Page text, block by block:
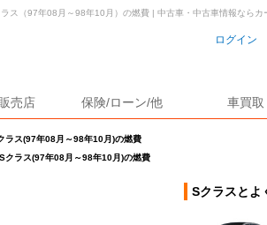
ログイン
売店 保険/ローン/他 車買取
ラス(97年08月～98年10月)の燃費
Sクラス(97年08月～98年10月)の燃費
ス（97年08月～98年10月）の燃費 | 中古車・中古車情報ならカ
Sクラスとよ